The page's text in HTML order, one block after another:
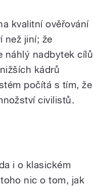
kvalitní ověřování
než jiní; že
náhlý nadbytek cílů
kádrů
počítá s tím, že
civilistů.
i o klasickém
nic o tom, jak